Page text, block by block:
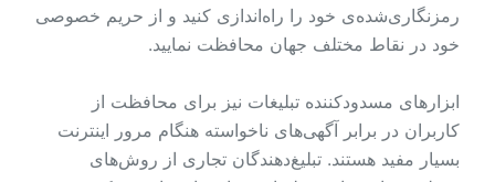
رمزنگاری‌شده‌ی خود را راه‌اندازی کنید و از حریم خصوصی
خود در نقاط مختلف جهان محافظت نمایید.
ابزارهای مسدودکننده تبلیغات نیز برای محافظت از
کاربران در برابر آگهی‌های ناخواسته هنگام مرور اینترنت
بسیار مفید هستند. تبلیغ‌دهندگان تجاری از روش‌های